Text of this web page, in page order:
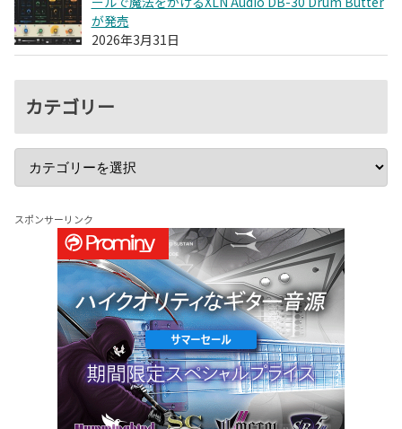
が発売
2026年3月31日
カテゴリー
スポンサーリンク